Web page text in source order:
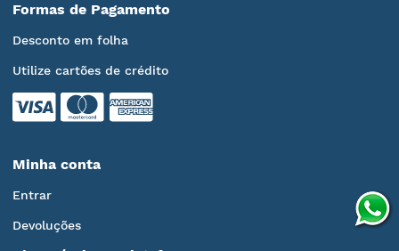
Formas de Pagamento
Desconto em folha
Utilize cartões de crédito
Minha conta
Entrar
Devoluções